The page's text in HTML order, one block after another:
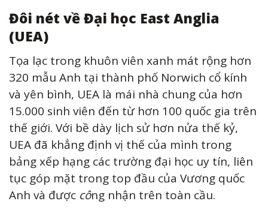
Đôi nét về Đại học East Anglia
(UEA)
Tọa lạc trong khuôn viên xanh mát rộng hơn
320 mẫu Anh tại thành phố Norwich cổ kính
và yên bình, UEA là mái nhà chung của hơn
15.000 sinh viên đến từ hơn 100 quốc gia trên
thế giới. Với bề dày lịch sử hơn nửa thế kỷ,
UEA đã khẳng định vị thế của mình trong
bảng xếp hạng các trường đại học uy tín, liên
tục góp mặt trong top đầu của Vương quốc
Anh và được công nhận trên toàn cầu.